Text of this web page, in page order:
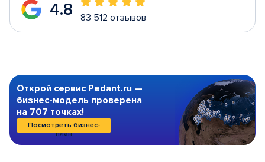
4.8 83 512 отзывов
Открой сервис Pedant.ru —
бизнес-модель проверена
на 707 точках!
Посмотреть бизнес-
план